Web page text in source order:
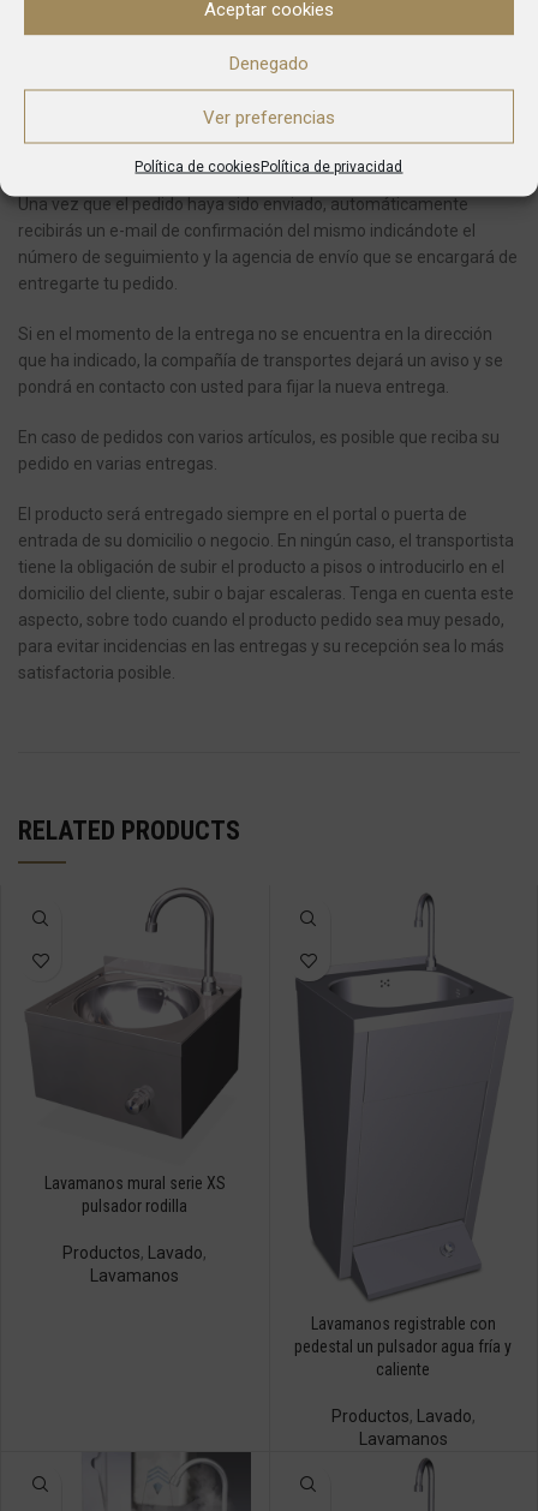
Aceptar cookies
Denegado
Ver preferencias
Política de cookiesPolítica de privacidad
aproximado en recibir el pedido es de entre 5 y 7 días para envíos
Una vez que el pedido haya sido enviado, automáticamente
recibirás un e-mail de confirmación del mismo indicándote el
número de seguimiento y la agencia de envío que se encargará de
entregarte tu pedido.
Si en el momento de la entrega no se encuentra en la dirección
que ha indicado, la compañía de transportes dejará un aviso y se
pondrá en contacto con usted para fijar la nueva entrega.
En caso de pedidos con varios artículos, es posible que reciba su
pedido en varias entregas.
El producto será entregado siempre en el portal o puerta de
entrada de su domicilio o negocio. En ningún caso, el transportista
tiene la obligación de subir el producto a pisos o introducirlo en el
domicilio del cliente, subir o bajar escaleras. Tenga en cuenta este
aspecto, sobre todo cuando el producto pedido sea muy pesado,
para evitar incidencias en las entregas y su recepción sea lo más
satisfactoria posible.
RELATED PRODUCTS
Lavamanos mural serie XS
pulsador rodilla
Productos, Lavado,
Lavamanos
Lavamanos registrable con
pedestal un pulsador agua fría y
caliente
Productos, Lavado,
Lavamanos